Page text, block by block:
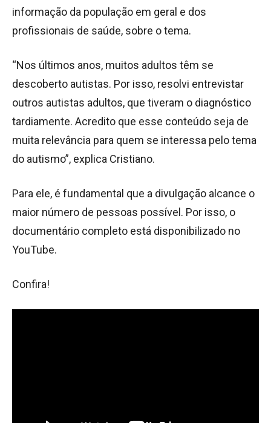
informação da população em geral e dos
profissionais de saúde, sobre o tema.
“Nos últimos anos, muitos adultos têm se
descoberto autistas. Por isso, resolvi entrevistar
outros autistas adultos, que tiveram o diagnóstico
tardiamente. Acredito que esse conteúdo seja de
muita relevância para quem se interessa pelo tema
do autismo”, explica Cristiano.
Para ele, é fundamental que a divulgação alcance o
maior número de pessoas possível. Por isso, o
documentário completo está disponibilizado no
YouTube.
Confira!